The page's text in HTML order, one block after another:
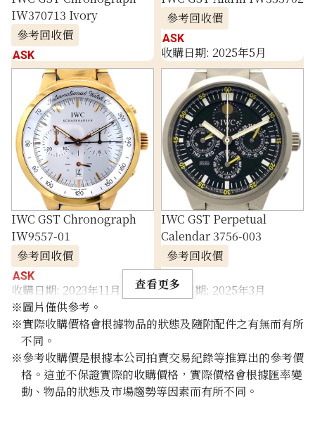
IW370713 Ivory
參考回收價
ASK
參考回收價
ASK
收購日期: 2025年5月
IWC GST Chronograph
IW9557-01
參考回收價
ASK
收購日期: 2023年11月
IWC GST Perpetual
Calendar 3756-003
參考回收價
ASK
收購日期: 2025年3月
查看更多
※圖片僅供參考。
※實際收購價格會根據物品的狀態及隨附配件之有無而有所
不同。
※參考收購價是根據本公司拍賣交易紀錄等推算出的參考價
格。這並不保證實際的收購價格，實際價格會根據匯率變
動、物品的狀態及市場趨勢等因素而有所不同。